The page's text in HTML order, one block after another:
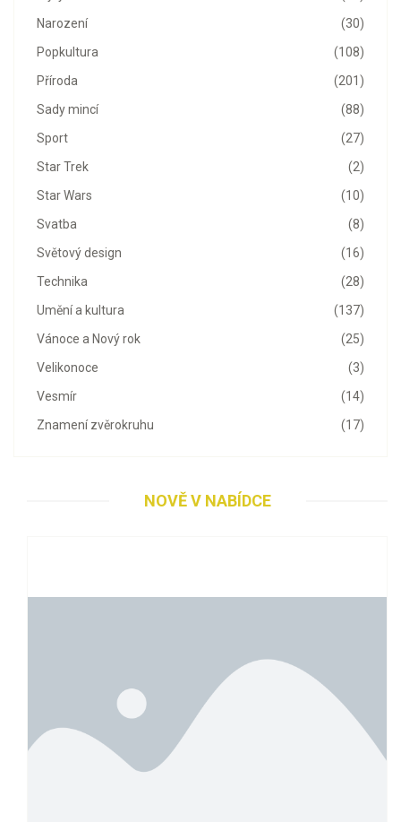
(30)
Narození
(108)
Popkultura
(201)
Příroda
(88)
Sady mincí
(27)
Sport
(2)
Star Trek
(10)
Star Wars
(8)
Svatba
(16)
Světový design
(28)
Technika
(137)
Umění a kultura
(25)
Vánoce a Nový rok
(3)
Velikonoce
(14)
Vesmír
(17)
Znamení zvěrokruhu
NOVĚ V NABÍDCE